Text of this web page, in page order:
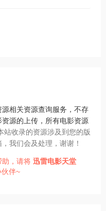
源相关资源查询服务，不存
源的上传，所有电影资源
站收录的资源涉及到您的版
我们会及处理，谢谢！
助，请将 迅雷电影天堂
伴~